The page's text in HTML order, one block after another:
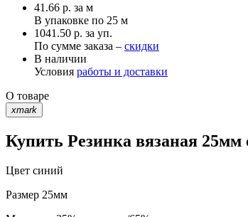
41.66 р. за м
В упаковке по 25 м
1041.50 р. за уп.
По сумме заказа – скидки
В наличии
Условия работы и доставки
О товаре
xmark
Купить Резинка вязаная 25мм
Цвет синий
Размер 25мм